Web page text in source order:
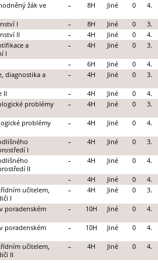
žák ve
– 8H Jiné 0 4.
I – 8H Jiné 0
3.
II – 4H Jiné 0
4.
a
I
– 4H Jiné 0 3.
– 6H Jiné 0
4.
diagnostika a
– 4H Jiné 0 3.
II – 4H Jiné 0
4.
problémy
– 4H Jiné 0 3.
problémy
– 4H Jiné 0 4.
I
– 4H Jiné 0 3.
II
– 4H Jiné 0 4.
– 4H Jiné 0
4.
učitelem,
I
– 4H Jiné 0 3.
poradenském
– 10H Jiné 0 4.
poradenském
– 10H Jiné 0 4.
učitelem,
II
– 4H Jiné 0 4.